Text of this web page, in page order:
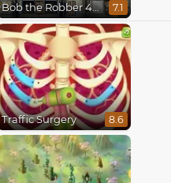
Bob the Robber 4 Season 3 : Japan 7.1
Traffic Surgery 8.6